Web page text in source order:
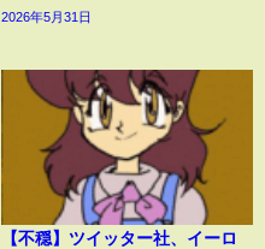
2026年5月31日
【不穏】ツイッター社、イーロ